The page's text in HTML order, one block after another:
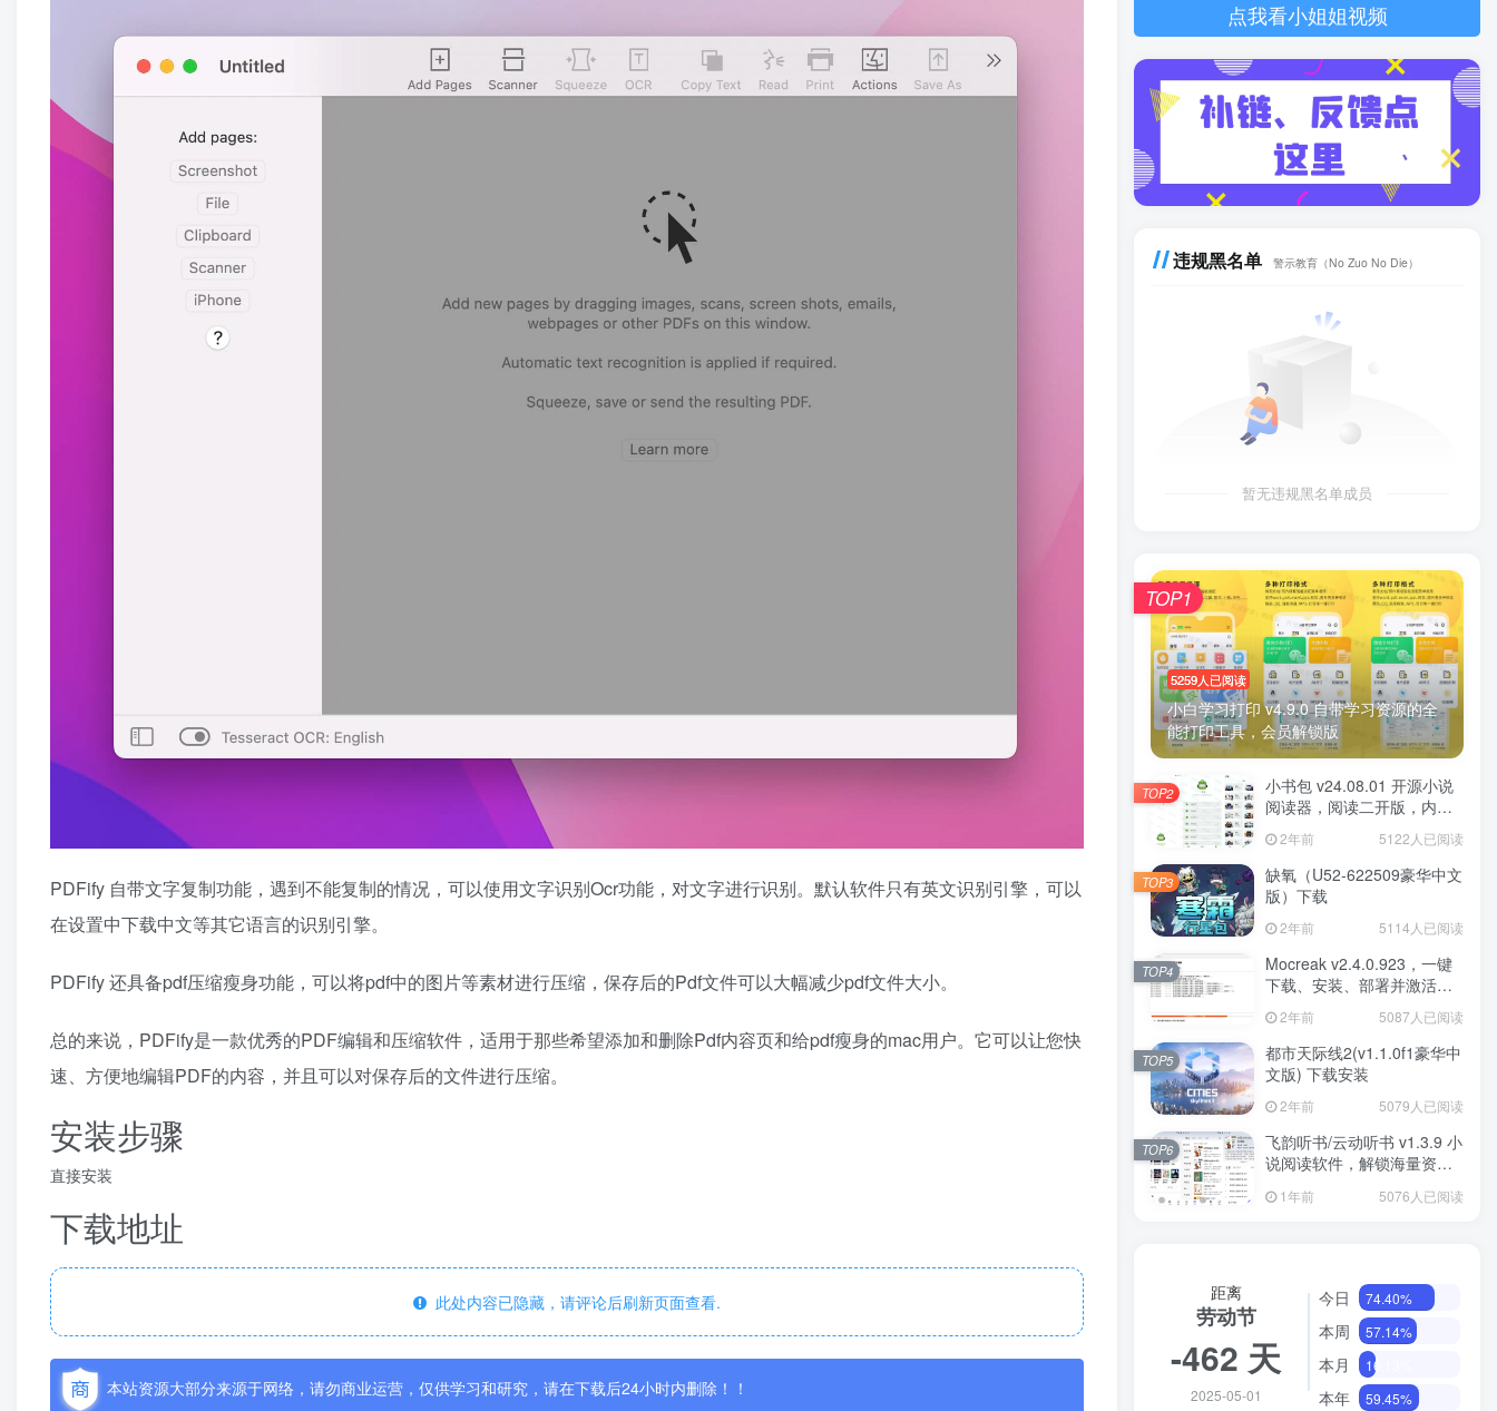
PDFify 自带文字复制功能，遇到不能复制的情况，可以使用文字识别Ocr功能，对文字进行识别。默认软件只有英文识别引擎，可以
在设置中下载中文等其它语言的识别引擎。
PDFify 还具备pdf压缩瘦身功能，可以将pdf中的图片等素材进行压缩，保存后的Pdf文件可以大幅减少pdf文件大小。
总的来说，PDFify是一款优秀的PDF编辑和压缩软件，适用于那些希望添加和删除Pdf内容页和给pdf瘦身的mac用户。它可以让您快
速、方便地编辑PDF的内容，并且可以对保存后的文件进行压缩。
安装步骤
直接安装
下载地址
此处内容已隐藏，请评论后刷新页面查看.
本站资源大部分来源于网络，请勿商业运营，仅供学习和研究，请在下载后24小时内删除！！
点我看小姐姐视频
违规黑名单 警示教育（No Zuo No Die）
暂无违规黑名单成员
5259人已阅读
小白学习打印 v4.9.0 自带学习资源的全
能打印工具，会员解锁版
TOP1
小书包 v24.08.01 开源小说
阅读器，阅读二开版，内置
源小说
2年前 5122人已阅读
TOP2
缺氧（U52-622509豪华中文
版）下载
2年前 5114人已阅读
TOP3
Mocreak v2.4.0.923，一键
下载、安装、部署并激活
Office
2年前 5087人已阅读
TOP4
都市天际线2(v1.1.0f1豪华中
文版) 下载安装
2年前 5079人已阅读
TOP5
飞韵听书/云动听书 v1.3.9 小
说阅读软件，解锁海量资源
1年前 5076人已阅读
TOP6
距离
劳动节
-462 天
2025-05-01
今日 74.40%
本周 57.14%
本月 16.13%
本年 59.45%